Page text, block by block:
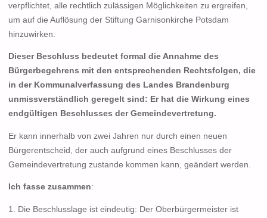
verpflichtet, alle rechtlich zulässigen Möglichkeiten zu ergreifen,
um auf die Auflösung der Stiftung Garnisonkirche Potsdam
hinzuwirken.
Dieser Beschluss bedeutet formal die Annahme des
Bürgerbegehrens mit den entsprechenden Rechtsfolgen, die
in der Kommunalverfassung des Landes Brandenburg
unmissverständlich geregelt sind: Er hat die Wirkung eines
endgültigen Beschlusses der Gemeindevertretung.
Er kann innerhalb von zwei Jahren nur durch einen neuen
Bürgerentscheid, der auch aufgrund eines Beschlusses der
Gemeindevertretung zustande kommen kann, geändert werden.
Ich fasse zusammen:
1. Die Beschlusslage ist eindeutig: Der Oberbürgermeister ist